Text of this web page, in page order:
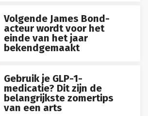
Volgende James Bond-
acteur wordt voor het
einde van het jaar
bekendgemaakt
Gebruik je GLP-1-
medicatie? Dit zijn de
belangrijkste zomertips
van een arts